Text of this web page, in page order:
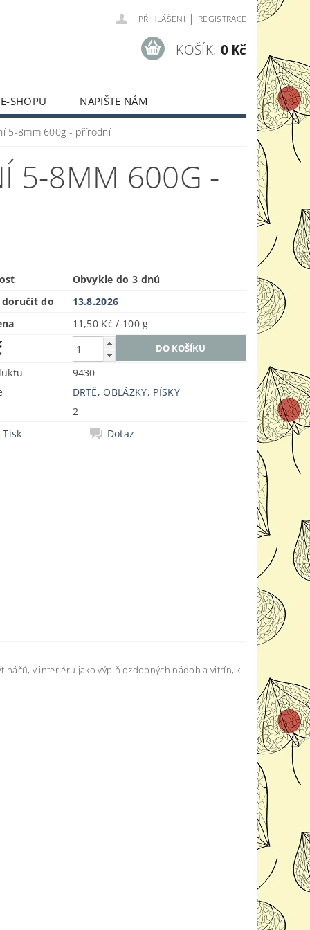
PŘIHLÁŠENÍ | REGISTRACE
KOŠÍK: 0 Kč
SHOPU NAPIŠTE NÁM
5-8mm 600g - přírodní
5-8MM 600G -
Obvykle do 3 dnů
doručit do
13.8.2026
11,50 Kč / 100 g
9430
DRTĚ, OBLÁZKY, PÍSKY
2
Tisk
Dotaz
v interiéru jako výplň ozdobných nádob a vitrín, k